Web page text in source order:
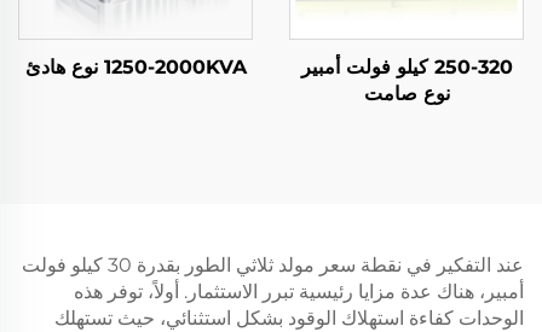
250-320 كيلو فولت أمبير
نوع صامت
1250-2000KVA نوع هادئ
عند التفكير في نقطة سعر مولد ثلاثي الطور بقدرة 30 كيلو فولت
أمبير، هناك عدة مزايا رئيسية تبرر الاستثمار. أولاً، توفر هذه
الوحدات كفاءة استهلاك الوقود بشكل استثنائي، حيث تستهلك